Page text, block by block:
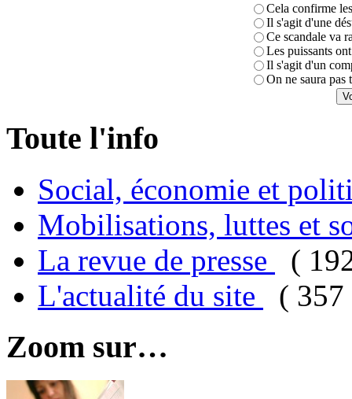
Cela confirme
Il s'agit d'une
Ce scandale va
Les puissants
Il s'agit d'un
On ne saura pas
Toute l'info
Social, économie et
Mobilisations, luttes et
La revue de presse
(
L'actualité du site
( 357
Zoom sur…